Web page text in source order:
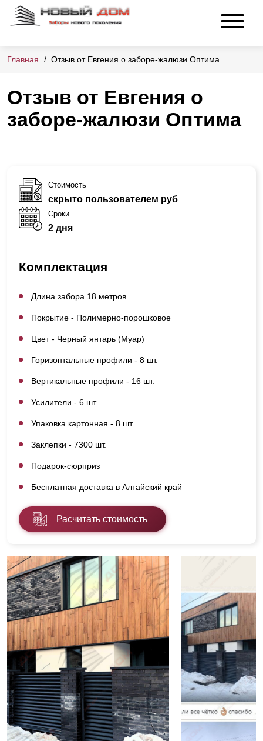
Главная Отзыв от Евгения о заборе-жалюзи Оптима
Отзыв от Евгения о
заборе-жалюзи Оптима
Стоимость
скрыто пользователем руб
Сроки
2 дня
Комплектация
Длина забора 18 метров
Покрытие - Полимерно-порошковое
Цвет - Черный янтарь (Муар)
Горизонтальные профили - 8 шт.
Вертикальные профили - 16 шт.
Усилители - 6 шт.
Упаковка картонная - 8 шт.
Заклепки - 7300 шт.
Подарок-сюрприз
Бесплатная доставка в Алтайский край
Расчитать стоимость